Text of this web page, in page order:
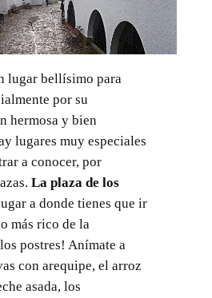
lugar bellísimo para
por su
hermosa y bien
lugares muy especiales
a conocer, por
La plaza de los
a donde tienes que ir
más rico de la
postres! Anímate a
con arequipe, el arroz
asada, los